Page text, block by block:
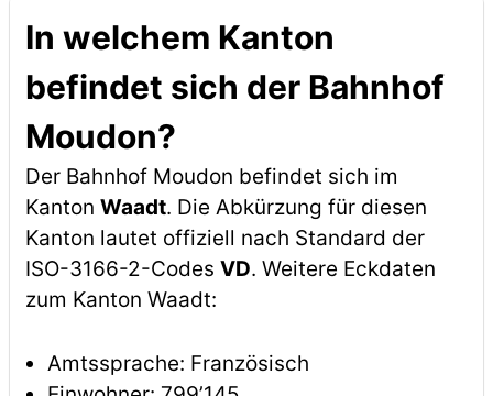
In welchem Kanton
befindet sich der Bahnhof
Moudon?
Der Bahnhof Moudon befindet sich im
Kanton Waadt. Die Abkürzung für diesen
Kanton lautet offiziell nach Standard der
ISO-3166-2-Codes VD. Weitere Eckdaten
zum Kanton Waadt:
Amtssprache: Französisch